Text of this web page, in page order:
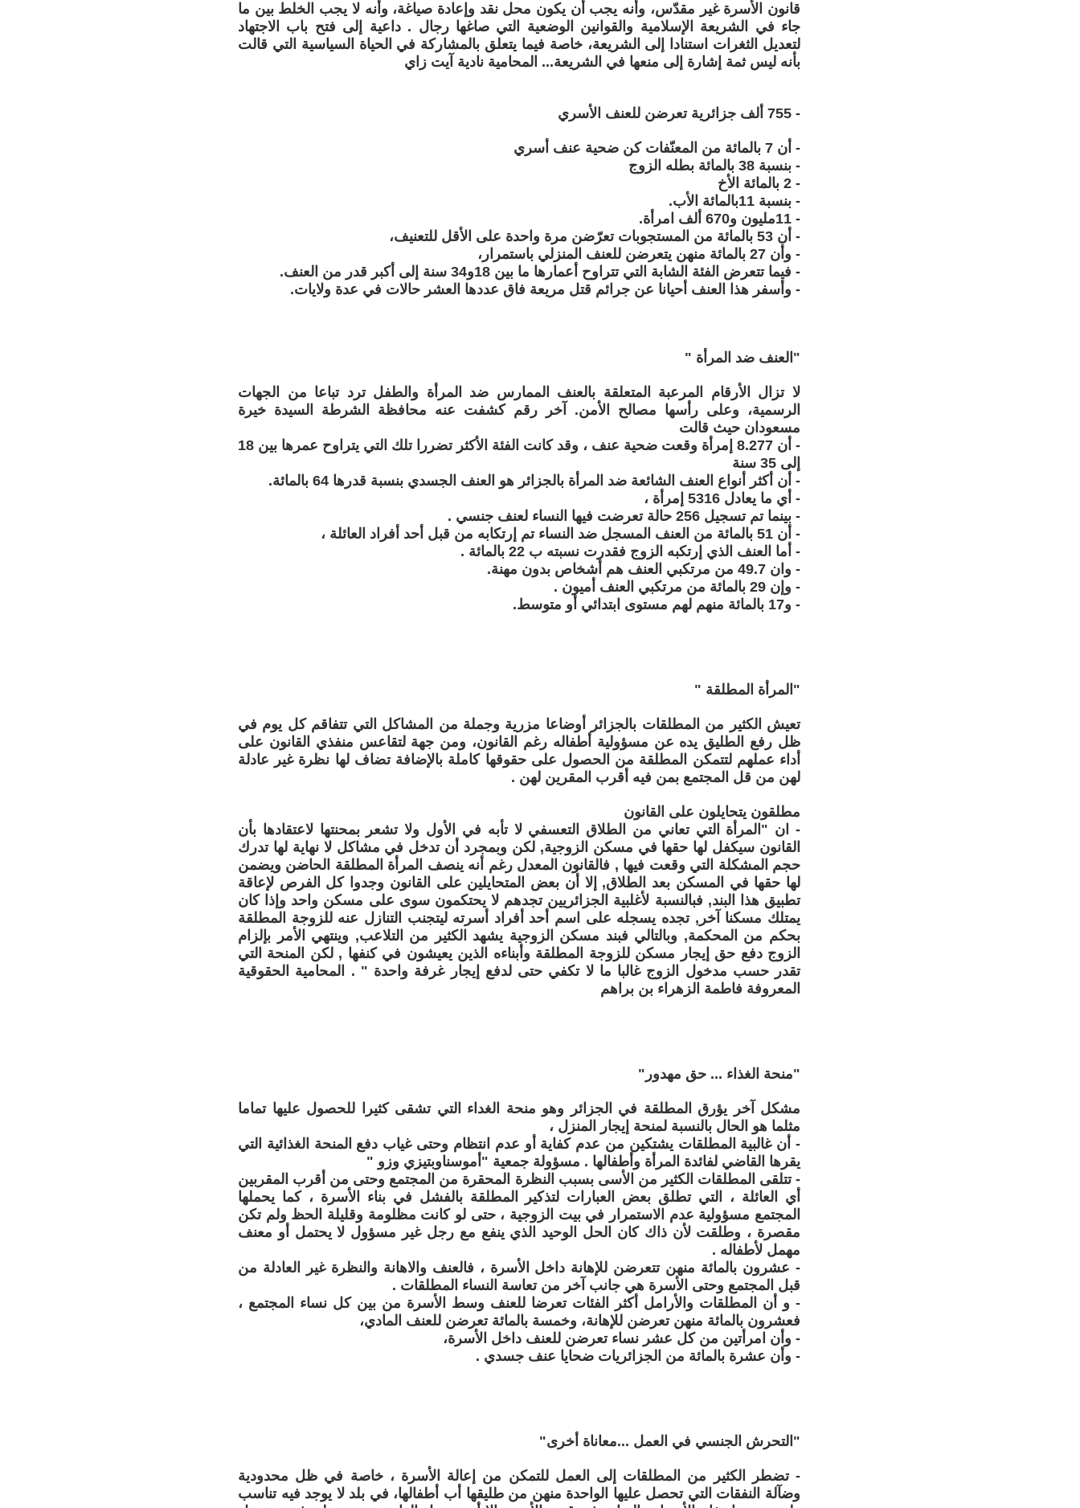
قانون الأسرة غير مقدّس، وأنه يجب أن يكون محل نقد وإعادة صياغة، وأنه لا يجب الخلط بين ما
جاء في الشريعة الإسلامية والقوانين الوضعية التي صاغها رجال . داعية إلى فتح باب الاجتهاد
لتعديل الثغرات استنادا إلى الشريعة، خاصة فيما يتعلق بالمشاركة في الحياة السياسية التي قالت
بأنه ليس ثمة إشارة إلى منعها في الشريعة... المحامية نادية آيت زاي
- 755 ألف جزائرية تعرضن للعنف الأسري
- أن 7 بالمائة من المعنّفات كن ضحية عنف أسري
- بنسبة 38 بالمائة بطله الزوج
- 2 بالمائة الأخ
- بنسبة 11بالمائة الأب.
- 11مليون و670 ألف امرأة.
- أن 53 بالمائة من المستجوبات تعرّضن مرة واحدة على الأقل للتعنيف،
- وأن 27 بالمائة منهن يتعرضن للعنف المنزلي باستمرار،
- فيما تتعرض الفئة الشابة التي تتراوح أعمارها ما بين 18و34 سنة إلى أكبر قدر من العنف.
- وأسفر هذا العنف أحيانا عن جرائم قتل مريعة فاق عددها العشر حالات في عدة ولايات.
"العنف ضد المرأة "
لا تزال الأرقام المرعبة المتعلقة بالعنف الممارس ضد المرأة والطفل ترد تباعا من الجهات
الرسمية، وعلى رأسها مصالح الأمن. آخر رقم كشفت عنه محافظة الشرطة السيدة خيرة
مسعودان حيث قالت
- أن 8.277 إمرأة وقعت ضحية عنف ، وقد كانت الفئة الأكثر تضررا تلك التي يتراوح عمرها بين 18
إلى 35 سنة
- أن أكثر أنواع العنف الشائعة ضد المرأة بالجزائر هو العنف الجسدي بنسبة قدرها 64 بالمائة.
- أي ما يعادل 5316 إمرأة ،
- بينما تم تسجيل 256 حالة تعرضت فيها النساء لعنف جنسي .
- أن 51 بالمائة من العنف المسجل ضد النساء تم إرتكابه من قبل أحد أفراد العائلة ،
- أما العنف الذي إرتكبه الزوج فقدرت نسبته ب 22 بالمائة .
- وان 49.7 من مرتكبي العنف هم أشخاص بدون مهنة.
- وإن 29 بالمائة من مرتكبي العنف أميون .
- و17 بالمائة منهم لهم مستوى ابتدائي أو متوسط.
"المرأة المطلقة "
تعيش الكثير من المطلقات بالجزائر أوضاعا مزرية وجملة من المشاكل التي تتفاقم كل يوم في
ظل رفع الطليق يده عن مسؤولية أطفاله رغم القانون، ومن جهة لتقاعس منفذي القانون على
أداء عملهم لتتمكن المطلقة من الحصول على حقوقها كاملة بالإضافة تضاف لها نظرة غير عادلة
لهن من قل المجتمع بمن فيه أقرب المقرين لهن .
مطلقون يتحايلون على القانون
- ان "المرأة التي تعاني من الطلاق التعسفي لا تأبه في الأول ولا تشعر بمحنتها لاعتقادها بأن
القانون سيكفل لها حقها في مسكن الزوجية, لكن وبمجرد أن تدخل في مشاكل لا نهاية لها تدرك
حجم المشكلة التي وقعت فيها , فالقانون المعدل رغم أنه ينصف المرأة المطلقة الحاضن ويضمن
لها حقها في المسكن بعد الطلاق, إلا أن بعض المتحايلين على القانون وجدوا كل الفرص لإعاقة
تطبيق هذا البند, فبالنسبة لأغلبية الجزائريين تجدهم لا يحتكمون سوى على مسكن واحد وإذا كان
يمتلك مسكنا آخر, تجده يسجله على اسم أحد أفراد أسرته ليتجنب التنازل عنه للزوجة المطلقة
بحكم من المحكمة, وبالتالي فبند مسكن الزوجية يشهد الكثير من التلاعب, وينتهي الأمر بإلزام
الزوج دفع حق إيجار مسكن للزوجة المطلقة وأبناءه الذين يعيشون في كنفها , لكن المنحة التي
تقدر حسب مدخول الزوج غالبا ما لا تكفي حتى لدفع إيجار غرفة واحدة " . المحامية الحقوقية
المعروفة فاطمة الزهراء بن براهم
"منحة الغذاء ... حق مهدور"
مشكل آخر يؤرق المطلقة في الجزائر وهو منحة الغداء التي تشقى كثيرا للحصول عليها تماما
مثلما هو الحال بالنسبة لمنحة إيجار المنزل ،
- أن غالبية المطلقات يشتكين من عدم كفاية أو عدم انتظام وحتى غياب دفع المنحة الغذائية التي
يقرها القاضي لفائدة المرأة وأطفالها . مسؤولة جمعية "أموسناوبتيزي وزو "
- تتلقى المطلقات الكثير من الأسى بسبب النظرة المحقرة من المجتمع وحتى من أقرب المقربين
أي العائلة ، التي تطلق بعض العبارات لتذكير المطلقة بالفشل في بناء الأسرة ، كما يحملها
المجتمع مسؤولية عدم الاستمرار في بيت الزوجية ، حتى لو كانت مظلومة وقليلة الحظ ولم تكن
مقصرة ، وطلقت لأن ذاك كان الحل الوحيد الذي ينفع مع رجل غير مسؤول لا يحتمل أو معنف
مهمل لأطفاله .
- عشرون بالمائة منهن تتعرضن للإهانة داخل الأسرة ، فالعنف والاهانة والنظرة غير العادلة من
قبل المجتمع وحتى الأسرة هي جانب آخر من تعاسة النساء المطلقات .
- و أن المطلقات والأرامل أكثر الفئات تعرضا للعنف وسط الأسرة من بين كل نساء المجتمع ،
فعشرون بالمائة منهن تعرضن للإهانة، وخمسة بالمائة تعرضن للعنف المادي،
- وأن امرأتين من كل عشر نساء تعرضن للعنف داخل الأسرة،
- وأن عشرة بالمائة من الجزائريات ضحايا عنف جسدي .
"التحرش الجنسي في العمل ...معاناة أخرى"
- تضطر الكثير من المطلقات إلى العمل للتمكن من إعالة الأسرة ، خاصة في ظل محدودية
وضآلة النفقات التي تحصل عليها الواحدة منهن من طليقها أب أطفالها، في بلد لا يوجد فيه تناسب